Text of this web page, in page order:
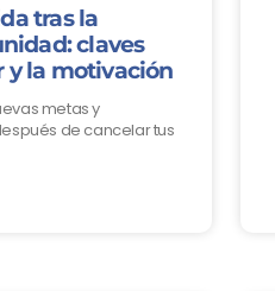
tras la
claves
y la motivación
metas y
de cancelar tus